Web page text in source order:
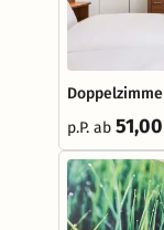
p.P. ab